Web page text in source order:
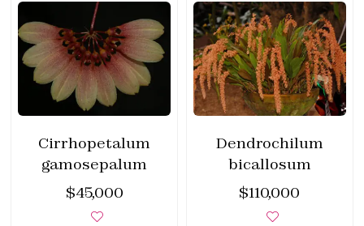
Cirrhopetalum
gamosepalum
$45,000
Dendrochilum
bicallosum
$110,000